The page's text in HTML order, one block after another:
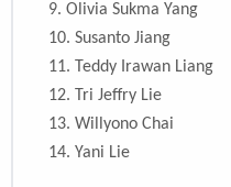
9. Olivia Sukma Yang
10. Susanto Jiang
11. Teddy Irawan Liang
12. Tri Jeffry Lie
13. Willyono Chai
14. Yani Lie